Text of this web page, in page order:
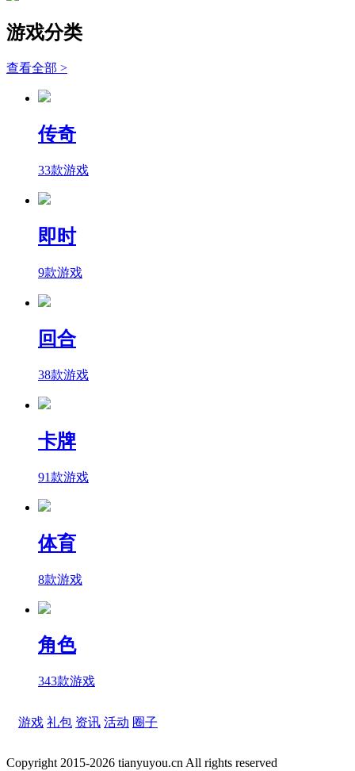
游戏分类
查看全部 >
传奇
33款游戏
即时
9款游戏
回合
38款游戏
卡牌
91款游戏
体育
8款游戏
角色
343款游戏
游戏 礼包 资讯 活动 圈子
Copyright 2015-2026 tianyuyou.cn All rights reserved